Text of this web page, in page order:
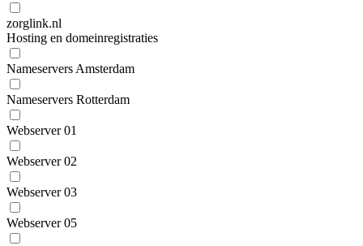
zorglink.nl
Hosting en domeinregistraties
Nameservers Amsterdam
Nameservers Rotterdam
Webserver 01
Webserver 02
Webserver 03
Webserver 05